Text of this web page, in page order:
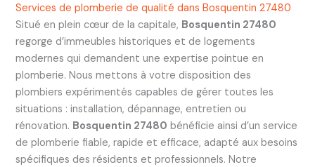
Services de plomberie de qualité dans Bosquentin 27480
Situé en plein cœur de la capitale, Bosquentin 27480
regorge d’immeubles historiques et de logements
modernes qui demandent une expertise pointue en
plomberie. Nous mettons à votre disposition des
plombiers expérimentés capables de gérer toutes les
situations : installation, dépannage, entretien ou
rénovation. Bosquentin 27480 bénéficie ainsi d’un service
de plomberie fiable, rapide et efficace, adapté aux besoins
spécifiques des résidents et professionnels. Notre